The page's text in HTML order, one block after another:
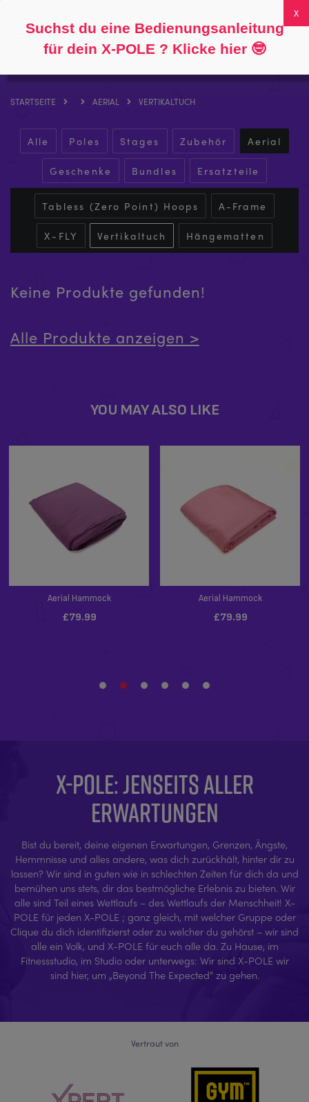
0
STARTSEITE AERIAL VERTIKALTUCH
Alle Poles Stages Zubehör Aerial
Geschenke Bundles Ersatzteile
Tabless (Zero Point) Hoops A-Frame
X-FLY Vertikaltuch Hängematten
Keine Produkte gefunden!
Alle Produkte anzeigen >
X-POLE: JENSEITS ALLER
ERWARTUNGEN
Bist du bereit, deine eigenen Erwartungen, Grenzen, Ängste,
Hemmnisse und alles andere, was dich zurückhält, hinter dir zu
lassen? Wir sind in guten wie in schlechten Zeiten für dich da und
bemühen uns stets, dir das bestmögliche Erlebnis zu bieten. Wir
alle sind Teil eines Wettlaufs – des Wettlaufs der Menschheit! X-
POLE für jeden X-POLE ; ganz gleich, mit welcher Gruppe oder
Clique du dich identifizierst oder zu welcher du gehörst – wir sind
alle ein Volk, und X-POLE für euch alle da. Zu Hause, im
Fitnessstudio, im Studio oder unterwegs: Wir sind X-POLE wir
sind hier, um „Beyond The Expected“ zu gehen.
Vertraut von
Suchst du eine Bedienungsanleitung
für dein X-POLE ? Klicke hier 🤓